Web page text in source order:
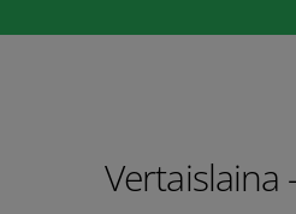
Vertaislaina